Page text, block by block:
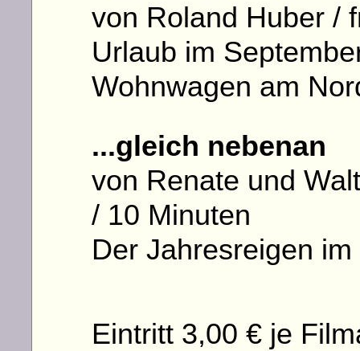
von Roland Huber /
Urlaub im
Wohnwagen am
...gleich nebenan
von Renate und
/ 10 Minuten
Der Jahresreigen
Eintritt 3,00 € je